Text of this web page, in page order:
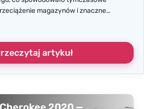
magazynów i znaczne
artykuł